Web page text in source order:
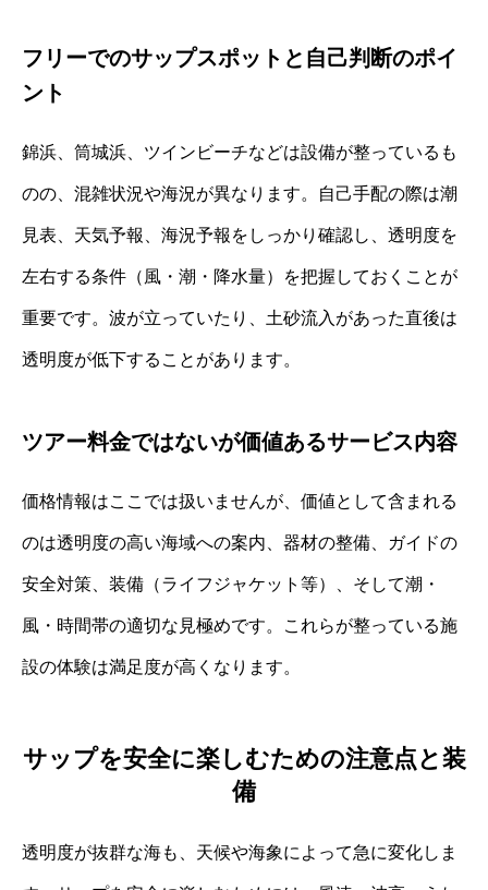
フリーでのサップスポットと自己判断のポイ
ント
錦浜、筒城浜、ツインビーチなどは設備が整っているも
のの、混雑状況や海況が異なります。自己手配の際は潮
見表、天気予報、海況予報をしっかり確認し、透明度を
左右する条件（風・潮・降水量）を把握しておくことが
重要です。波が立っていたり、土砂流入があった直後は
透明度が低下することがあります。
ツアー料金ではないが価値あるサービス内容
価格情報はここでは扱いませんが、価値として含まれる
のは透明度の高い海域への案内、器材の整備、ガイドの
安全対策、装備（ライフジャケット等）、そして潮・
風・時間帯の適切な見極めです。これらが整っている施
設の体験は満足度が高くなります。
サップを安全に楽しむための注意点と装
備
透明度が抜群な海も、天候や海象によって急に変化しま